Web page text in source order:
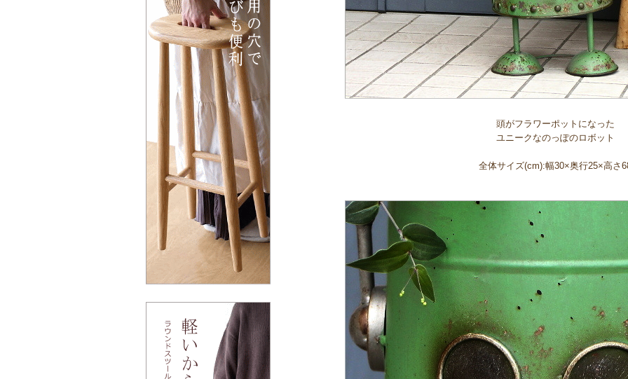
頭がフラワーポットになった
ユニークなのっぽのロボット
全体サイズ(cm):幅30×奥行25×高さ